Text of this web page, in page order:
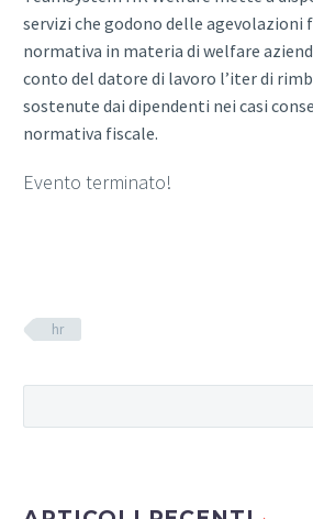
servizi che godono delle agevolazioni
normativa in materia di welfare
conto del datore di lavoro l’iter di
sostenute dai dipendenti nei casi
normativa fiscale.
Evento terminato!
hr